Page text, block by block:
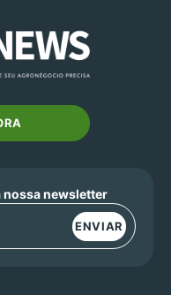
nossa newsletter
ENVIAR